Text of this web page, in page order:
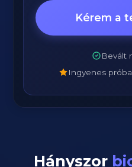
Kérem a
Bevált
Ingyenes
Hányszor